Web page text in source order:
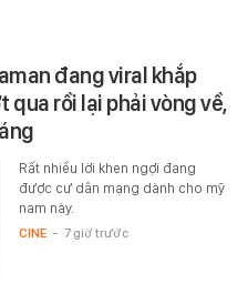
đang viral khắp
qua rồi lại phải vòng về,
Rất nhiều lời khen ngợi đang
được cư dân mạng dành cho mỹ
nam này.
CINE - 7 giờ trước